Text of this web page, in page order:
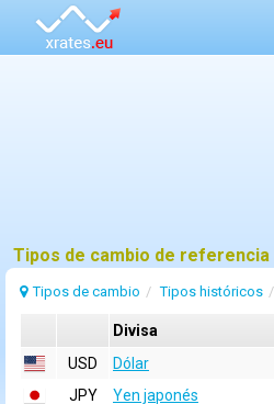
Tipos de cambio Tipos históricos
Divisa
USD
Dólar
JPY
Yen japonés